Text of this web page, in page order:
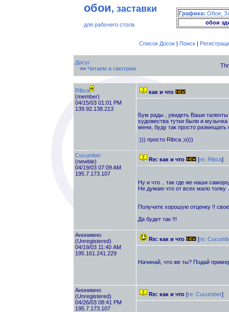
обои, заставки
для рабочего стола
Графика: Обои,
обои
Список Досок| Поиск|
Досуг
>> Читаем и смотрим
Ribca
(member)
04/15/03 01:01 PM
139.92.138.213
как и что
Бум рады , увидеть Ваши
художества тутки были и
мени, буду так просто
:))) просто Ribca ;о)))
Cucumber
(newbie)
04/19/03 07:09 AM
195.7.173.107
Re: как и что [re: Ribca]
Ну и что .. так где же наши
Не думаю что от всех мало толку
Получите хорошую отценку !!
Да будет так !!!
Анонимно
(Unregistered)
04/19/03 11:40 AM
195.161.241.229
Re: как и что [re:
Начинай, что же ты? Подай
Анонимно
(Unregistered)
04/26/03 08:41 PM
195.7.173.107
Re: как и что [re: Cucumber]